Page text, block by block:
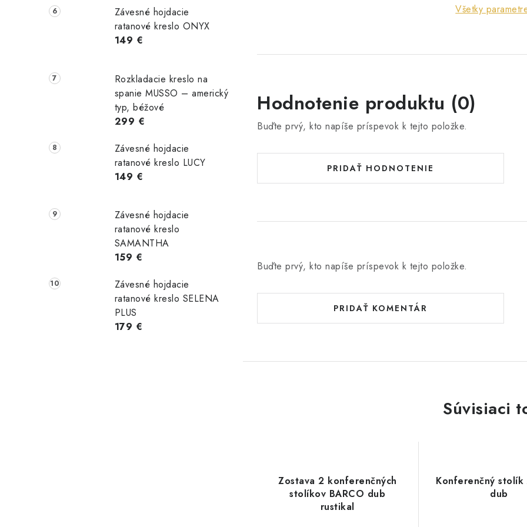
Závesné hojdacie
ratanové kreslo ONYX
149 €
Rozkladacie kreslo na
spanie MUSSO – americký
typ, béžové
299 €
Závesné hojdacie
ratanové kreslo LUCY
149 €
Závesné hojdacie
ratanové kreslo
SAMANTHA
159 €
Závesné hojdacie
ratanové kreslo SELENA
PLUS
179 €
Všetky
Hodnotenie produktu (0)
Buďte prvý, kto napíše príspevok k tejto položke.
PRIDAŤ HODNOTENIE
Buďte prvý, kto napíše príspevok k tejto položke.
PRIDAŤ KOMENTÁR
Súvisiaci
Zostava 2 konferenčných
stolíkov BARCO dub
rustikal
Konferenčný stolík
dub